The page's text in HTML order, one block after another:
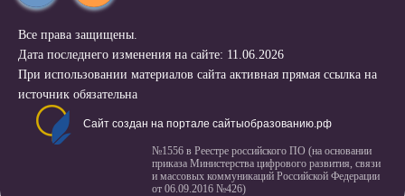
Все права защищены.
Дата последнего изменения на сайте: 11.06.2026
При использовании материалов сайта активная прямая ссылка на
источник обязательна
Сайт создан на портале сайтыобразованию.рф
№1556 в Реестре российского ПО (на основании
приказа Министерства цифрового развития, связи
и массовых коммуникаций Российской Федерации
от 06.09.2016 №426)